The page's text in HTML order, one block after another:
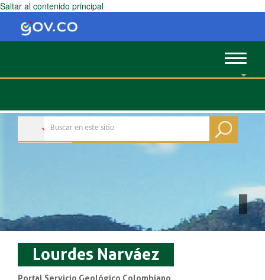
Saltar al contenido principal
Toggle
Lourdes Narváez